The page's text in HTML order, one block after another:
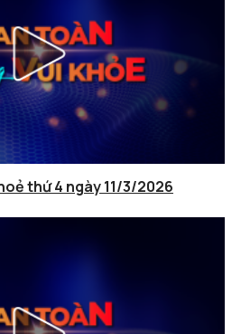
thứ 4 ngày 11/3/2026